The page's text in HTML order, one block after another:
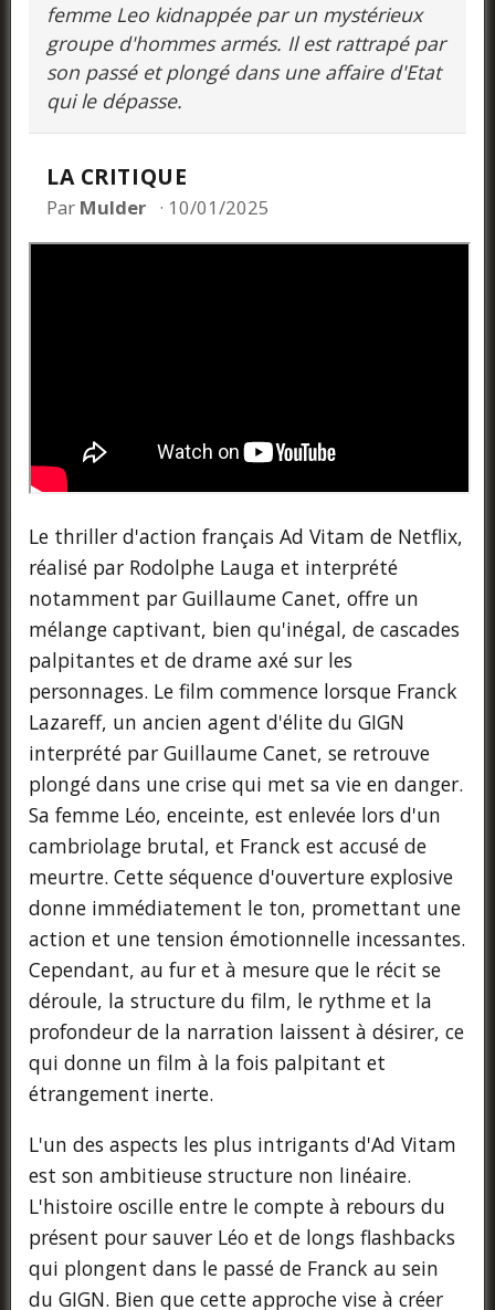
femme Leo kidnappée par un mystérieux
groupe d'hommes armés. Il est rattrapé par
son passé et plongé dans une affaire d'Etat
qui le dépasse.
LA CRITIQUE
Par Mulder 10/01/2025
Le thriller d'action français Ad Vitam de Netflix,
réalisé par Rodolphe Lauga et interprété
notamment par Guillaume Canet, offre un
mélange captivant, bien qu'inégal, de cascades
palpitantes et de drame axé sur les
personnages. Le film commence lorsque Franck
Lazareff, un ancien agent d'élite du GIGN
interprété par Guillaume Canet, se retrouve
plongé dans une crise qui met sa vie en danger.
Sa femme Léo, enceinte, est enlevée lors d'un
cambriolage brutal, et Franck est accusé de
meurtre. Cette séquence d'ouverture explosive
donne immédiatement le ton, promettant une
action et une tension émotionnelle incessantes.
Cependant, au fur et à mesure que le récit se
déroule, la structure du film, le rythme et la
profondeur de la narration laissent à désirer, ce
qui donne un film à la fois palpitant et
étrangement inerte.
L'un des aspects les plus intrigants d'Ad Vitam
est son ambitieuse structure non linéaire.
L'histoire oscille entre le compte à rebours du
présent pour sauver Léo et de longs flashbacks
qui plongent dans le passé de Franck au sein
du GIGN. Bien que cette approche vise à créer